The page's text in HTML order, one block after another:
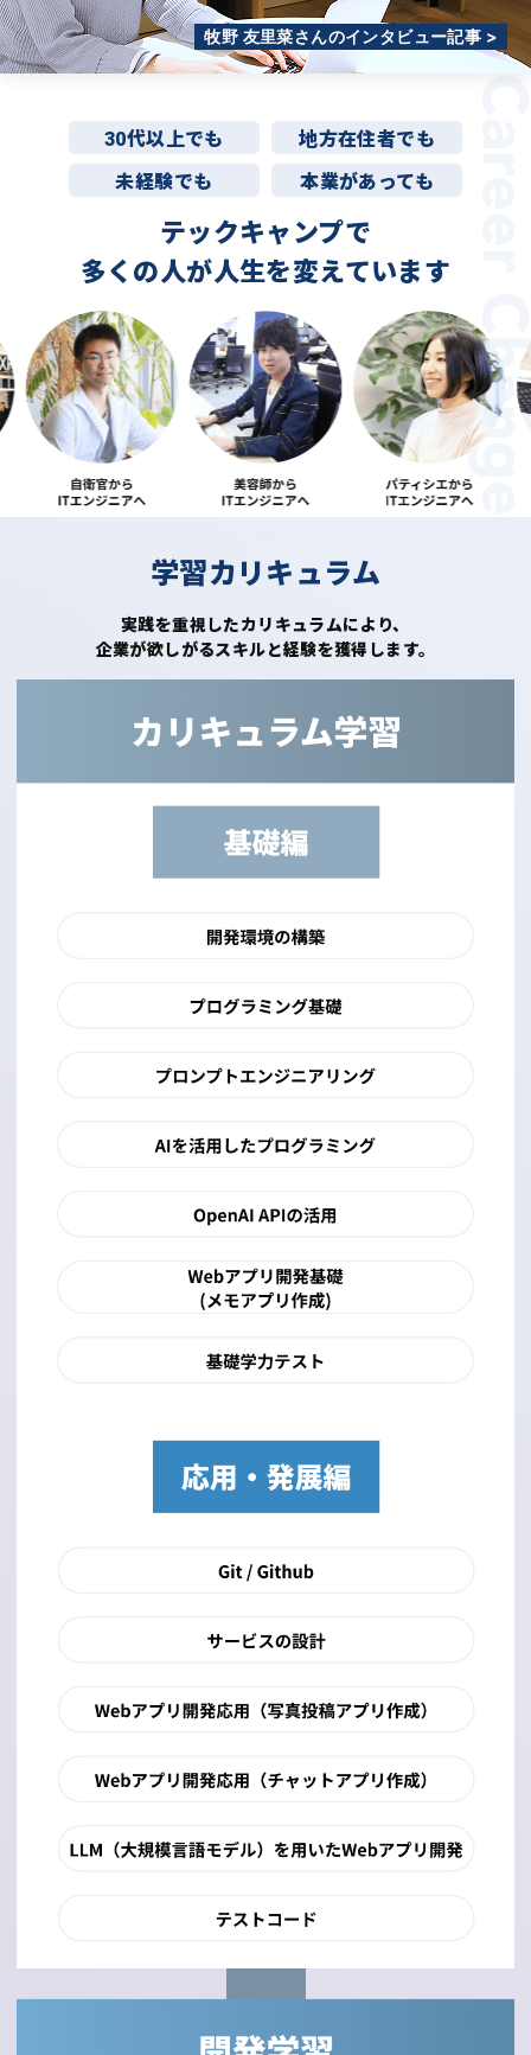
牧野 友里菜さんのインタビュー記事 >
30代以上でも
地方在住者でも
未経験でも
本業があっても
テックキャンプで
多くの人が人生を変えています
学習カリキュラム
実践を重視したカリキュラムにより、
企業が欲しがるスキルと経験を獲得します。